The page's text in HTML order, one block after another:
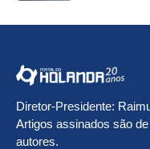
Diretor-Presidente:
Artigos assinados são
autores.